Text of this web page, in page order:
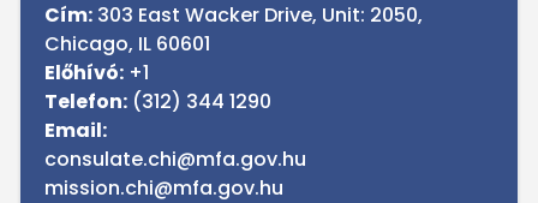
Cím: 303 East Wacker Drive, Unit: 2050,
Chicago, IL 60601
Előhívó: +1
Telefon: (312) 344 1290
Email:
consulate.chi@mfa.gov.hu
mission.chi@mfa.gov.hu